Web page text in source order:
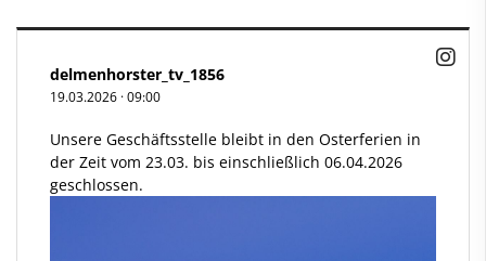
delmenhorster_tv_1856
19.03.2026 ·09:00
Unsere Geschäftsstelle bleibt in den Osterferien in
der Zeit vom 23.03. bis einschließlich 06.04.2026
geschlossen.